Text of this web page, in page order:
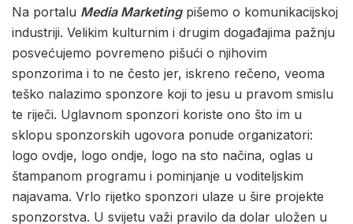
Na portalu Media Marketingpišemo o komunikacijskoj
industriji. Velikim kulturnim i drugim događajima pažnju
posvećujemo povremeno pišući o njihovim
sponzorima i to ne često jer, iskreno rečeno, veoma
teško nalazimo sponzore koji to jesu u pravom smislu
te riječi. Uglavnom sponzori koriste ono što im u
sklopu sponzorskih ugovora ponude organizatori:
logo ovdje, logo ondje, logo na sto načina, oglas u
štampanom programu i pominjanje u voditeljskim
najavama. Vrlo rijetko sponzori ulaze u šire projekte
sponzorstva. U svijetu važi pravilo da dolar uložen u